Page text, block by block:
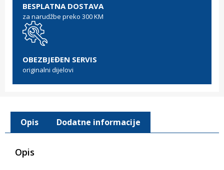
BESPLATNA DOSTAVA
za narudžbe preko 300 KM
OBEZBJEĐEN SERVIS
originalni dijelovi
Opis Dodatne informacije
Opis